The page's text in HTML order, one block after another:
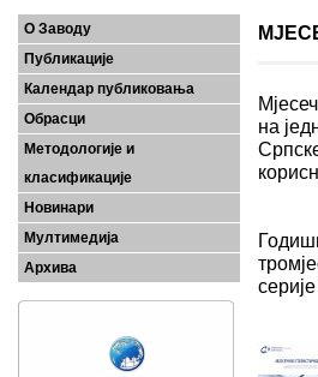
О Заводу
Публикације
Календар публиковања
Обрасци
Методологије и
класификације
Новинари
Мултимедија
Архива
на